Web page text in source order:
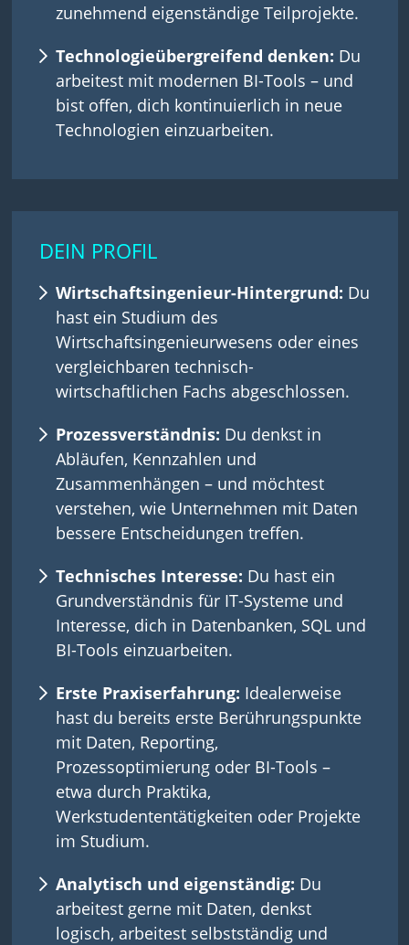
zunehmend eigenständige Teilprojekte.
Technologieübergreifend denken: Du
arbeitest mit modernen BI-Tools – und
bist offen, dich kontinuierlich in neue
Technologien einzuarbeiten.
DEIN PROFIL
Wirtschaftsingenieur-Hintergrund: Du
hast ein Studium des
Wirtschaftsingenieurwesens oder eines
vergleichbaren technisch-
wirtschaftlichen Fachs abgeschlossen.
Prozessverständnis: Du denkst in
Abläufen, Kennzahlen und
Zusammenhängen – und möchtest
verstehen, wie Unternehmen mit Daten
bessere Entscheidungen treffen.
Technisches Interesse: Du hast ein
Grundverständnis für IT-Systeme und
Interesse, dich in Datenbanken, SQL und
BI-Tools einzuarbeiten.
Erste Praxiserfahrung: Idealerweise
hast du bereits erste Berührungspunkte
mit Daten, Reporting,
Prozessoptimierung oder BI-Tools –
etwa durch Praktika,
Werkstudententätigkeiten oder Projekte
im Studium.
Analytisch und eigenständig: Du
arbeitest gerne mit Daten, denkst
logisch, arbeitest selbstständig und